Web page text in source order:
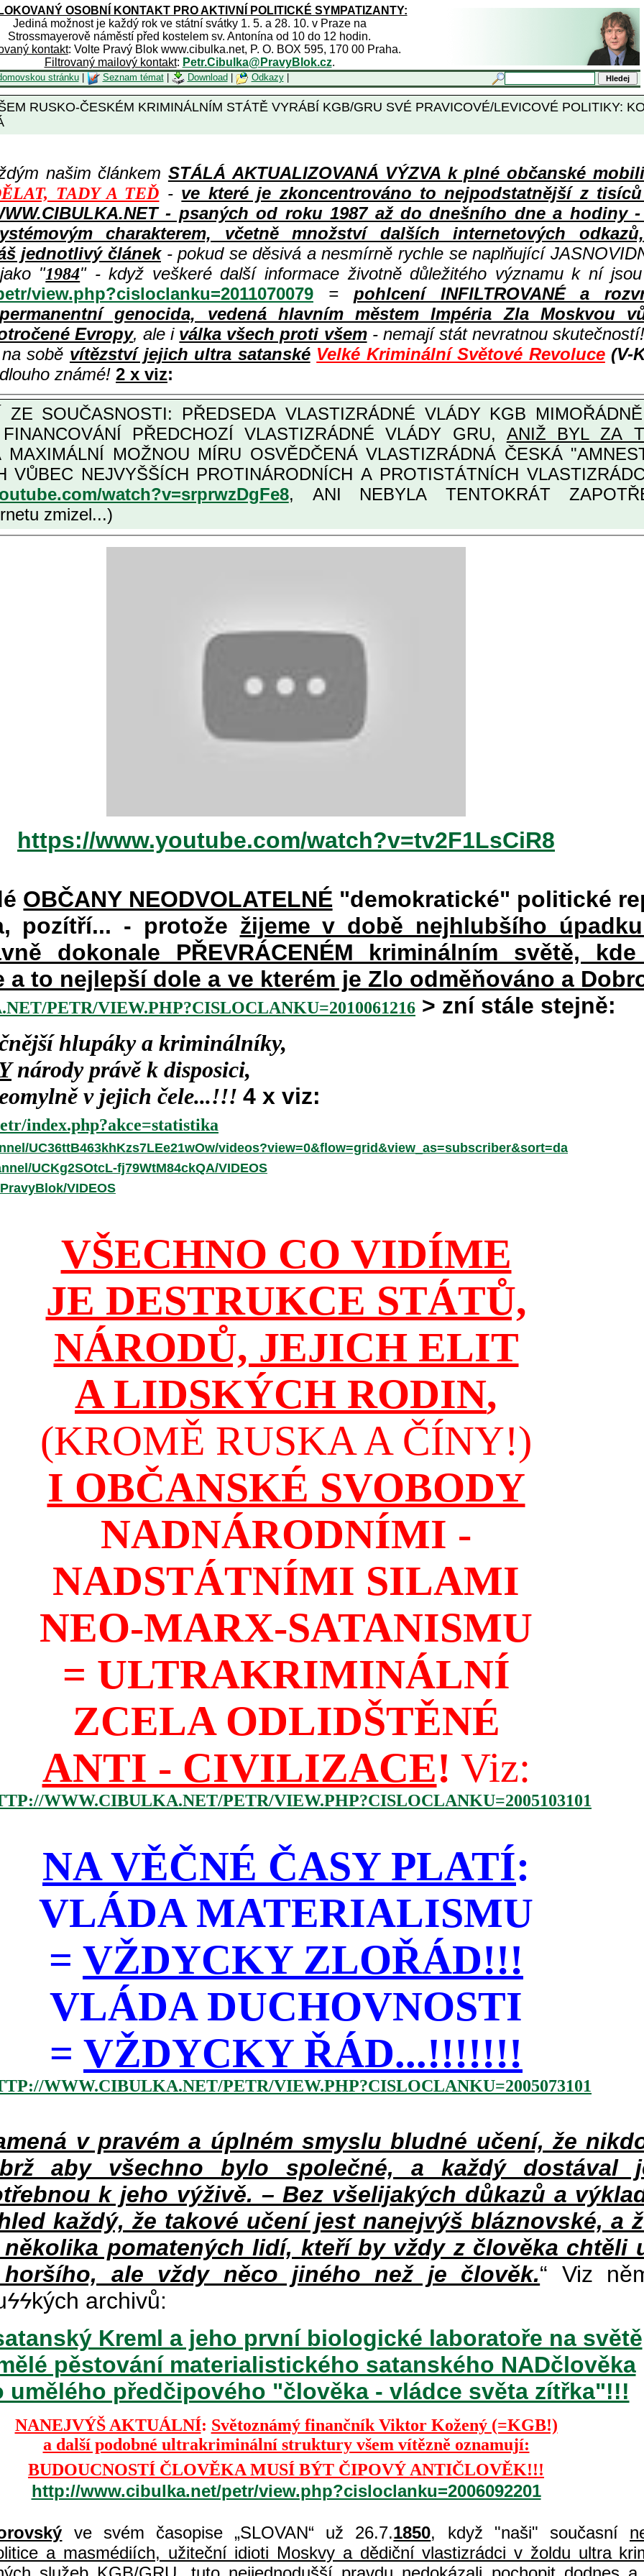
OSOBNÍ KONTAKT PRO AKTIVNÍ POLITICKÉ SYMPATIZANTY:
Jediná možnost je každý rok ve státní svátky 1. 5. a 28. 10. v Praze na
Strossmayerově náměstí před kostelem sv. Antonína od 10 do 12 hodin.
kontakt: Volte Pravý Blok www.cibulka.net, P. O. BOX 595, 170 00 Praha.
Filtrovaný mailový kontakt: Petr.Cibulka@PravyBlok.cz.
stránku| Seznam témat| Download Odkazy|
RUSKO-ČESKÉM KRIMINÁLNÍM STÁTĚ VYRÁBÍ KGB/GRU SVÉ PRAVICOVÉ/LEVICOVÉ POLITIKY:
našim článkem STÁLÁ AKTUALIZOVANÁ VÝZVA k plné občanské
TADY A TEĎ - ve které je zkoncentrováno to nejpodstatnější z
- psaných od roku 1987 až do dnešního dne a hodiny
charakterem, včetně množství dalších internetových
jednotlivý článek- pokud se děsivá a nesmírně rychle se naplňující
"1984" - když veškeré další informace životně důležitého významu k ní
view.php?cisloclanku=2011070079 = pohlcení INFILTROVANÉ a
genocida, vedená hlavním městem Impéria Zla Moskvou
Evropy, ale i válka všech proti všem- nemají stát nevratnou
sobě vítězství jejich ultra satanské Velké Kriminální Světové Revoluce (V-
známé! 2 x viz:
PŘEDCHOZÍ VLASTIZRÁDNÉ VLÁDY GRU, ANIŽ BYL ZA
MÍRU OSVĚDČENÁ VLASTIZRÁDNÁ ČESKÁ "AMNESTIE", URČENÁ
VLASTIZRÁDCŮ, VIZ NAPŘ.
watch?v=srprwzDgFe8, ANI NEBYLA TENTOKRÁT
zmizel...)
https://www.youtube.com/watch?v=tv2F1LsCiR8
OBČANY NEODVOLATELNÉ"demokratické" politické
pozítří... - protože žijeme v době nejhlubšího
dokonale PŘEVRÁCENÉM kriminálním světě,
a to nejlepší dole a ve kterém je Zlo odměňováno a
PETR/VIEW.PHP?CISLOCLANKU=2010061216 > zní stále stejně:
hlupáky a kriminálníky,
národy právě k disposici,
v jejich čele...!!! 4 x viz:
index.php?akce=statistika
UC36ttB463khKzs7LEe21wOw/videos?view=0&flow=grid&view_as=subscriber&sort=da
UCKg2SOtcL-fj79WtM84ckQA/VIDEOS
VIDEOS
VŠECHNO CO VIDÍME
JE DESTRUKCE STÁTŮ,
NÁRODŮ, JEJICH ELIT
A LIDSKÝCH RODIN,
(KROMĚ RUSKA A ČÍNY!)
I OBČANSKÉ SVOBODY
NADNÁRODNÍMI -
NADSTÁTNÍMI SILAMI
NEO-MARX-SATANISMU
= ULTRAKRIMINÁLNÍ
ZCELA ODLIDŠTĚNÉ
ANTI - CIVILIZACE! Viz:
WWW.CIBULKA.NET/PETR/VIEW.PHP?CISLOCLANKU=2005103101
NA VĚČNÉ ČASY PLATÍ:
VLÁDA MATERIALISMU
= VŽDYCKY ZLOŘÁD!!!
VLÁDA DUCHOVNOSTI
= VŽDYCKY ŘÁD...!!!!!!!
WWW.CIBULKA.NET/PETR/VIEW.PHP?CISLOCLANKU=2005073101
v pravém a úplném smyslu bludné učení, že
aby všechno bylo společné, a každý dostával
k jeho výživě. – Bez všelijakých důkazů a
každý, že takové učení jest nanejvýš bláznovské, a
pomatených lidí, kteří by vždy z člověka chtěli
ale vždy něco jiného než je člověk.“ Viz
ϟϟkých archivů:
Kreml a jeho první biologické laboratoře na světě
pěstování materialistického satanského NADčlověka
umělého předčipového "člověka - vládce světa zítřka"!!!
NANEJVÝŠ AKTUÁLNÍ: Světoznámý finančník Viktor Kožený (=KGB!)
a další podobné ultrakriminální struktury všem vítězně oznamují:
BUDOUCNOSTÍ ČLOVĚKA MUSÍ BÝT ČIPOVÝ ANTIČLOVĚK!!!
http://www.cibulka.net/petr/view.php?cisloclanku=2006092201
ve svém časopise „SLOVAN“ už 26.7.1850, když "naši" současní
a masmédiích, užiteční idioti Moskvy a dědiční vlastizrádci v žoldu ultra